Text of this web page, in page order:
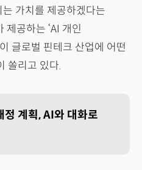
가치를 제공하겠다는
제공하는 ‘AI 개인
글로벌 핀테크 산업에 어떤
쏠리고 있다.
계획, AI와 대화로